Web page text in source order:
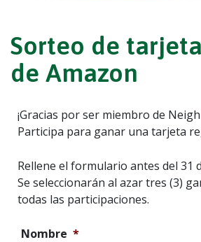
Sorteo de
de Amazon
¡Gracias por ser miembro de
Participa para ganar una tarjeta
Rellene el formulario antes del 31
Se seleccionarán al azar tres (3)
todas las participaciones.
Nombre *